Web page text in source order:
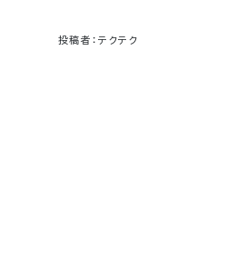
投稿者：テクテク